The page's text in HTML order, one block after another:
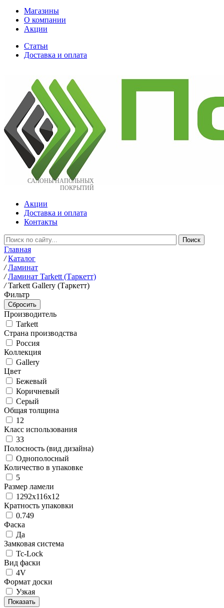
Магазины
О компании
Акции
Статьи
Доставка и оплата
САЛОНЫ НАПОЛЬНЫХ
ПОКРЫТИЙ
Акции
Доставка и оплата
Контакты
Главная
/ Каталог
/ Ламинат
/ Ламинат Tarkett (Таркетт)
/ Tarkett Gallery (Таркетт)
Фильтр
Производитель
Tarkett
Страна производства
Россия
Коллекция
Gallery
Цвет
Бежевый
Коричневый
Серый
Общая толщина
12
Класс использования
33
Полосность (вид дизайна)
Однополосный
Количество в упаковке
5
Размер ламели
1292х116х12
Кратность упаковки
0.749
Фаска
Да
Замковая система
Tc-Lock
Вид фаски
4V
Формат доски
Узкая